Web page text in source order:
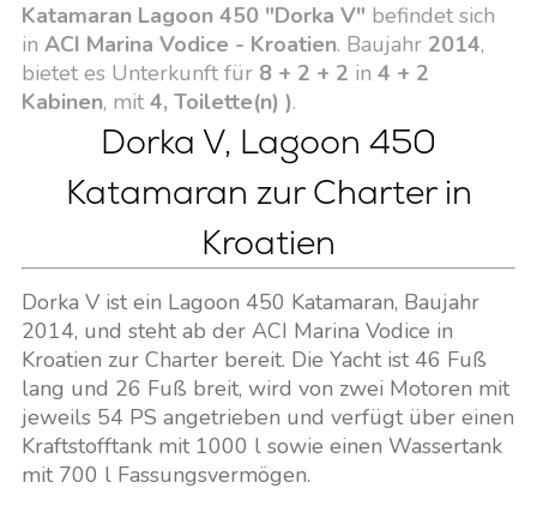
Katamaran Lagoon 450 "Dorka V" befindet sich
in ACI Marina Vodice - Kroatien. Baujahr 2014,
bietet es Unterkunft für 8 + 2 + 2 in 4 + 2
Kabinen, mit 4, Toilette(n) ).
Dorka V, Lagoon 450
Katamaran zur Charter in
Kroatien
Dorka V ist ein Lagoon 450 Katamaran, Baujahr
2014, und steht ab der ACI Marina Vodice in
Kroatien zur Charter bereit. Die Yacht ist 46 Fuß
lang und 26 Fuß breit, wird von zwei Motoren mit
jeweils 54 PS angetrieben und verfügt über einen
Kraftstofftank mit 1000 l sowie einen Wassertank
mit 700 l Fassungsvermögen.